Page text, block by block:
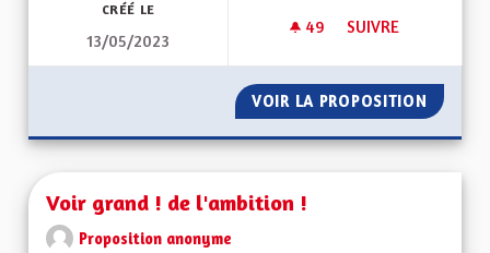
CRÉÉ LE
13/05/2023
49 49 ABONNÉS
SUIVRE
VOIR LA PROPOSITION
Voir grand ! de l'ambition !
Proposition anonyme